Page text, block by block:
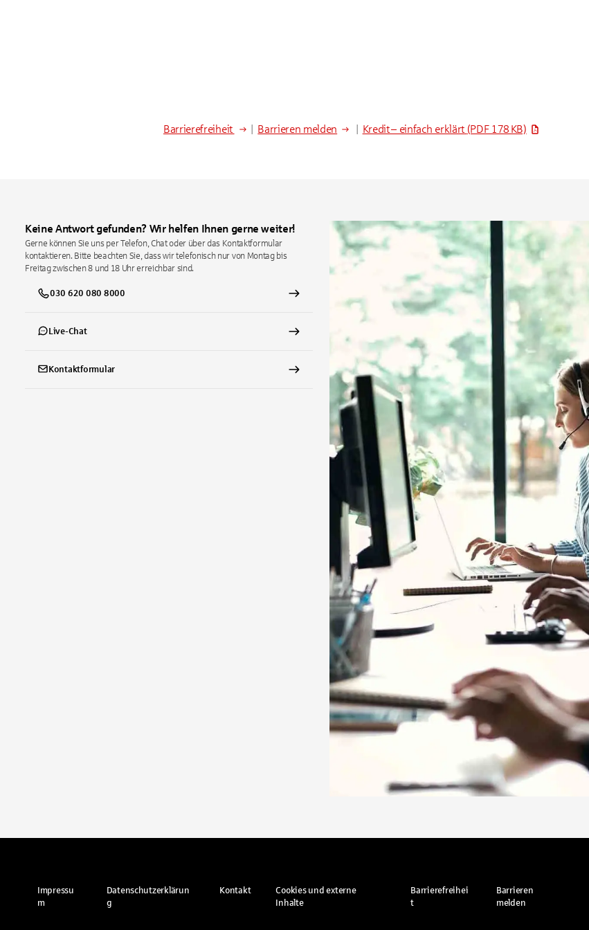
Barrierefreiheit Barrieren melden Kredit – einfach erklärt (PDF 178 KB)
Keine Antwort gefunden? Wir helfen Ihnen gerne weiter!
Gerne können Sie uns per Telefon, Chat oder über das Kontaktformular
kontaktieren. Bitte beachten Sie, dass wir telefonisch nur von Montag bis
Freitag zwischen 8 und 18 Uhr erreichbar sind.
030 620 080 8000
Live-Chat
Kontaktformular
Impressu
m
Datenschutzerklärun
g
Kontakt
Cookies und externe
Inhalte
Barrierefreihei
t
Barrieren
melden